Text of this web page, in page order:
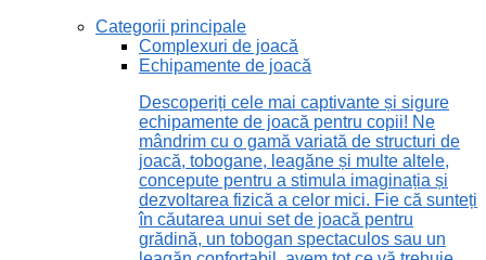
Categorii principale
Complexuri de joacă
Echipamente de joacă
Descoperiți cele mai captivante și sigure
echipamente de joacă pentru copii! Ne
mândrim cu o gamă variată de structuri de
joacă, tobogane, leagăne și multe altele,
concepute pentru a stimula imaginația și
dezvoltarea fizică a celor mici. Fie că sunteți
în căutarea unui set de joacă pentru
grădină, un tobogan spectaculos sau un